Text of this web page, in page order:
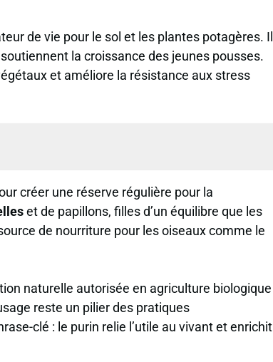
de vie pour le sol et les plantes potagères. Il
la croissance des jeunes pousses.
et améliore la résistance aux stress
créer une réserve régulière pour la
et de papillons, filles d’un équilibre que les
de nourriture pour les oiseaux comme le
naturelle autorisée en agriculture biologique
reste un pilier des pratiques
clé : le purin relie l’utile au vivant et enrichit